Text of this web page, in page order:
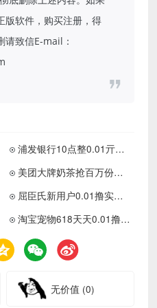
版软件，购买注册，得
请致信E-mail：
浦发银行10点整0.01亓撸实物
美团大牌奶茶抢百万份免单券
屈臣氏新用户0.01撸实物包邮
淘宝宠物618天天0.01撸实物
无价值 (0)